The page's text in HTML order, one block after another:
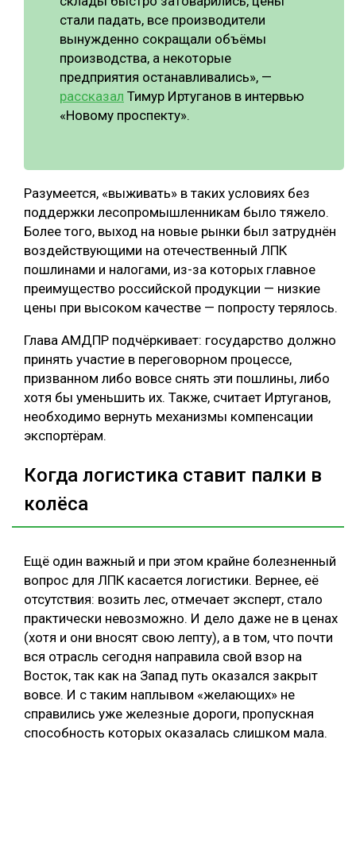
стали падать, все производители
вынужденно сокращали объёмы
производства, а некоторые
предприятия останавливались», —
рассказал Тимур Иртуганов в интервью
«Новому проспекту».
Разумеется, «выживать» в таких условиях без
поддержки лесопромышленникам было тяжело.
Более того, выход на новые рынки был затруднён
воздействующими на отечественный ЛПК
пошлинами и налогами, из-за которых главное
преимущество российской продукции — низкие
цены при высоком качестве — попросту терялось.
Глава АМДПР подчёркивает: государство должно
принять участие в переговорном процессе,
призванном либо вовсе снять эти пошлины, либо
хотя бы уменьшить их. Также, считает Иртуганов,
необходимо вернуть механизмы компенсации
экспортёрам.
Когда логистика ставит палки в
колёса
Ещё один важный и при этом крайне болезненный
вопрос для ЛПК касается логистики. Вернее, её
отсутствия: возить лес, отмечает эксперт, стало
практически невозможно. И дело даже не в ценах
(хотя и они вносят свою лепту), а в том, что почти
вся отрасль сегодня направила свой взор на
Восток, так как на Запад путь оказался закрыт
вовсе. И с таким наплывом «желающих» не
справились уже железные дороги, пропускная
способность которых оказалась слишком мала.